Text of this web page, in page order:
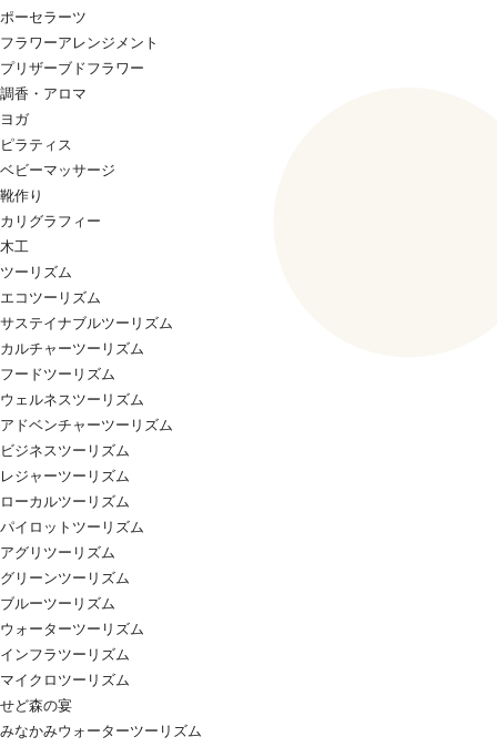
ポーセラーツ
フラワーアレンジメント
プリザーブドフラワー
調香・アロマ
ヨガ
ピラティス
ベビーマッサージ
靴作り
カリグラフィー
木工
ツーリズム
エコツーリズム
サステイナブルツーリズム
カルチャーツーリズム
フードツーリズム
ウェルネスツーリズム
アドベンチャーツーリズム
ビジネスツーリズム
レジャーツーリズム
ローカルツーリズム
パイロットツーリズム
アグリツーリズム
グリーンツーリズム
ブルーツーリズム
ウォーターツーリズム
インフラツーリズム
マイクロツーリズム
せど森の宴
みなかみウォーターツーリズム